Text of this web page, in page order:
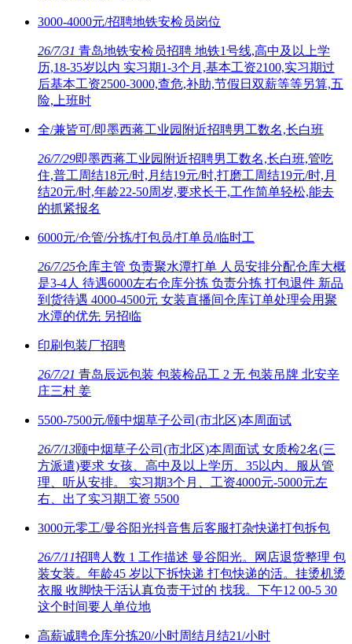
3000-4000元/招聘地铁安检员岗位
26/7/31 青岛地铁安检员招聘 地铁1号线,高中及以上学
历,18-35岁以内 实习期1-3个月,基本工资2100,实习期过
后基本工资2500-3000,查危,补助,节假日双薪等等另算,五
险,上班时
全/兼皆可/即墨西蒋工业园附近招聘男工数名,长白班
26/7/29即墨西蒋工业园附近招聘男工数名,长白班,管吃
住,普工周结18元/时,月结19元/时,打磨工周结19元/时,月
结20元/时,年龄22-50周岁,要求长干,工作简单轻松,能去
的抓紧报名
6000元/仓管/分拣/打包员/打单员/临时工
26/7/25仓库主管 负责聚水潭打单 人员安排分配仓库大概
是3-4人 待遇6000左右仓库分拣 负责分拣 打包退件 新品
到货待遇 4000-4500元 女装直播间仓库订单处理会用聚
水潭的优先 另招临
印刷包装厂招聘
26/7/21 青岛辰远包装 包装检品工 2 无 包装吊牌 北安辛
庄三村 姜
5500-7500元/颐中烟草子公司(市北区)本周面试
26/7/13颐中烟草子公司(市北区)本周面试 女质检2名(三
方派遣)要求 女孩、高中及以上学历、35以内、服从管
理、听从安排。 实习期3个月、工资4000元-5000元左
右、出了实习期工资 5500
3000元零工/曼谷阳光抖音售后客服打杂快递打包拆包
26/7/11招聘人数 1 工作描述 曼谷阳光。网店退货整理 包
装女装。年龄45 岁以下拆快递 打包快递的活。挂烫机烫
衣服 收脚快干活认真负责干过的 找我。下午12 00-5 30
这个时间要人单位地
高薪诚聘仓库分拣20/小时周结月结21/小时